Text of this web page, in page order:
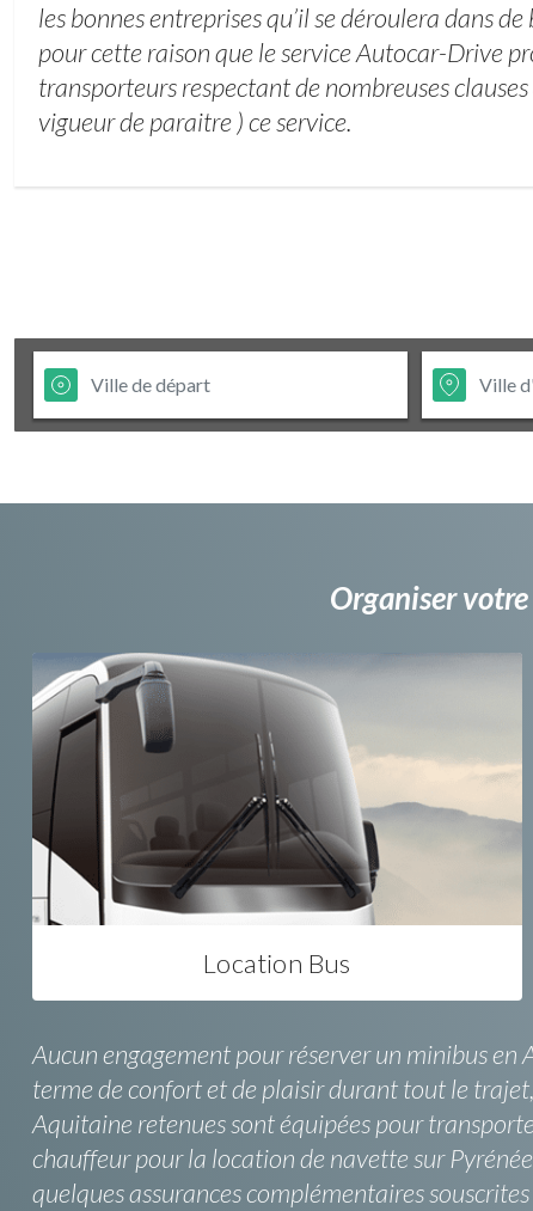
les bonnes entreprises qu’il se déroulera dans
pour cette raison que le service Autocar-Drive
transporteurs respectant de nombreuses
vigueur de paraitre ) ce service.
Organiser
Location Bus
Aucun engagement pour réserver un minibus
terme de confort et de plaisir durant tout le
Aquitaine retenues sont équipées pour
chauffeur pour la location de navette sur
quelques assurances complémentaires